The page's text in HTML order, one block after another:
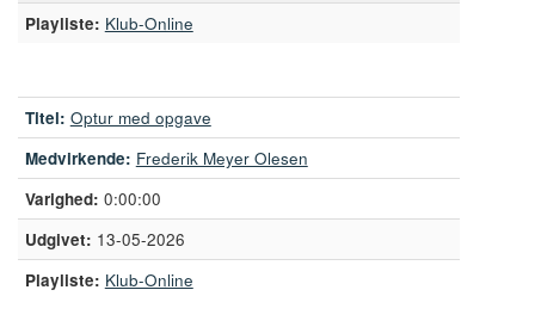
Playliste: Klub-Online
Titel: Optur med opgave
Medvirkende: Frederik Meyer Olesen
0:00:00
13-05-2026
Playliste: Klub-Online